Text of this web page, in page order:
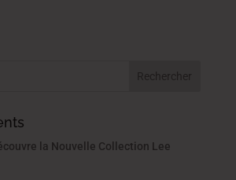
la Nouvelle Collection Lee